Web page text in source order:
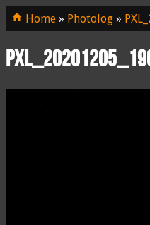
Home » Photolog »